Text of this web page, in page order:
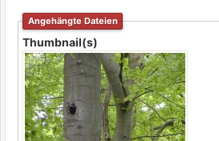
Angehängte Dateien
Thumbnail(s)